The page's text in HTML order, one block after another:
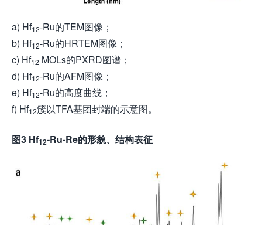
a) Hf12-Ru的TEM图像；
b) Hf12-Ru的HRTEM图像；
c) Hf12 MOLs的PXRD图谱；
d) Hf12-Ru的AFM图像；
e) Hf12-Ru的高度曲线；
f) Hf12簇以TFA基团封端的示意图。
图3 Hf12-Ru-Re的形貌、结构表征